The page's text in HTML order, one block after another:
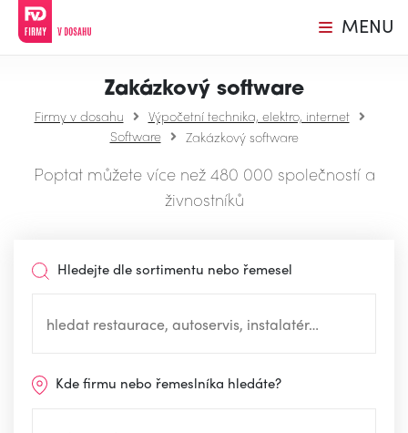
MENU
Zakázkový software
Firmy v dosahu
Výpočetní technika, elektro, internet
Software
Zakázkový software
Poptat můžete více než 480 000 společností a
živnostníků
Hledejte dle sortimentu nebo řemesel
Kde firmu nebo řemeslníka hledáte?